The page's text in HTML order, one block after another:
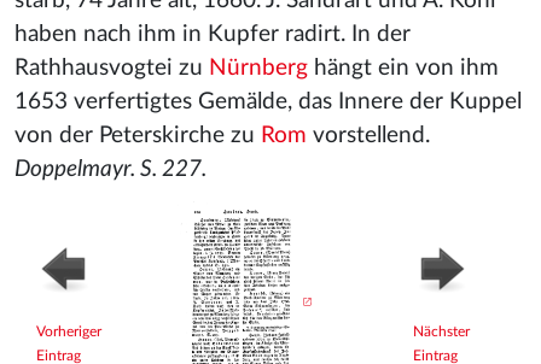
haben nach ihm in Kupfer radirt. In der
Rathhausvogtei zu Nürnberg hängt ein von ihm
1653 verfertigtes Gemälde, das Innere der Kuppel
von der Peterskirche zu Rom vorstellend.
Doppelmayr. S. 227.
Vorheriger
Eintrag
Nächster
Eintrag